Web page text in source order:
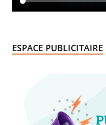
ESPACE PUBLICITAIRE